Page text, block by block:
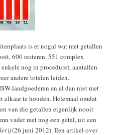
is er nogal wat met getallen
600 resteren, 551 complex
nog in procedure), aantallen
andere totalen leiden.
landgoederen en al dan niet met
te houden. Helemaal omdat
van die getallen eigenlijk nooit
vader met nog een getal, uit een
(26 juni 2012). Een artikel over